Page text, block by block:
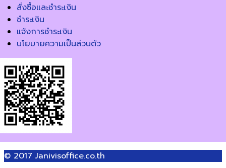
สั่งซื้อและชำระเงิน
ชำระเงิน
แจ้งการชำระเงิน
นโยบายความเป็นส่วนตัว
© 2017 Janivisoffice.co.th